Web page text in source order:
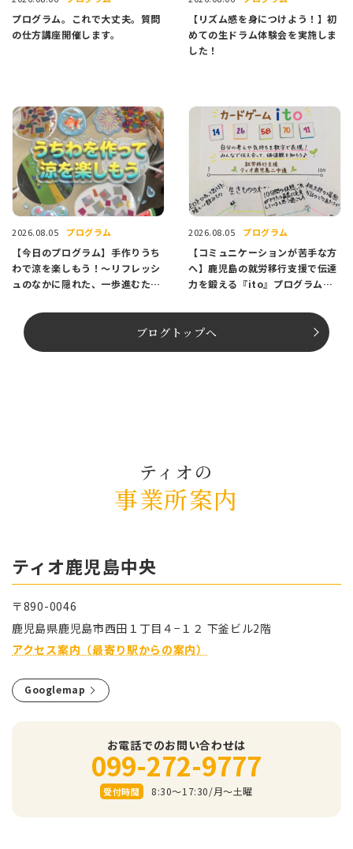
プログラム。これで大丈夫。質問
の仕方講座開催します。
【リズム感を身につけよう！】初
めての生ドラム体験会を実施しま
した！
2026.08.05 プログラム
【今日のプログラム】手作りうち
わで涼を楽しもう！〜リフレッシ
ュのなかに隠れた、一歩進むため
2026.08.05 プログラム
【コミュニケーションが苦手な方
へ】鹿児島の就労移行支援で伝達
力を鍛える『ito』プログラム紹
ブログトップへ
ティオの
事業所案内
ティオ⿅児島中央
〒890-0046
⿅児島県⿅児島市⻄⽥１丁⽬４−１２ 下釜ビル2階
アクセス案内（最寄り駅からの案内）
Googlemap
お電話でのお問い合わせは
099-272-9777
受付時間 8:30～17:30/⽉〜⼟曜